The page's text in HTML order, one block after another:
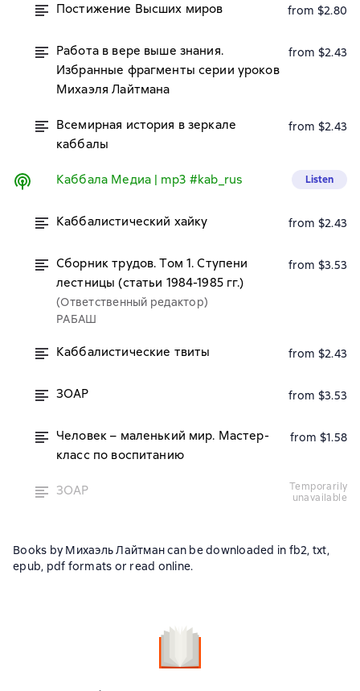
Постижение Высших миров from $2.80
Работа в вере выше знания.
Избранные фрагменты серии уроков
Михаэля Лайтмана
from $2.43
Всемирная история в зеркале
каббалы
from $2.43
Каббала Медиа | mp3 #kab_rus Listen
Каббалистический хайку from $2.43
Сборник трудов. Том 1. Ступени
лестницы (статьи 1984-1985 гг.)
(Ответственный редактор)
РАБАШ
from $3.53
Каббалистические твиты from $2.43
ЗОАР from $3.53
Человек – маленький мир. Мастер-
класс по воспитанию
from $1.58
ЗОАР
temporarily
unavailable
Books by Михаэль Лайтман can be downloaded in fb2, txt,
epub, pdf formats or read online.